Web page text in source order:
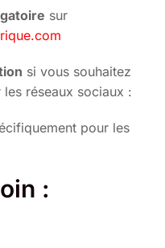
sur
si vous souhaitez
réseaux sociaux :
pour les
: